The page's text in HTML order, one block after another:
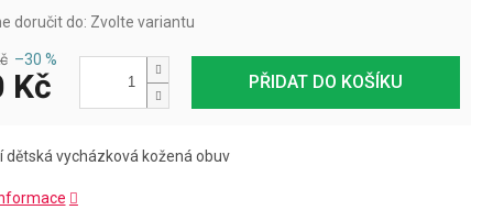
doručit do: Zvolte variantu
PŘIDAT DO KOŠÍKU
–30 %
Kč
dětská vycházková kožená obuv